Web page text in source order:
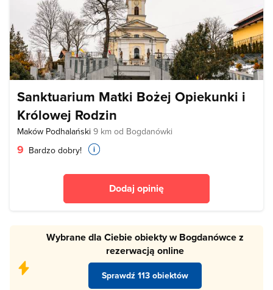
Sanktuarium Matki Bożej Opiekunki i
Królowej Rodzin
Maków Podhalański 9 km od Bogdanówki
9 Bardzo dobry!
Dodaj opinię
Wybrane dla Ciebie obiekty w Bogdanówce z
rezerwacją online
Sprawdź 113 obiektów